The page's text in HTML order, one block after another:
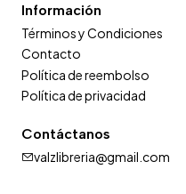
Información
Términos y Condiciones
Contacto
Política de reembolso
Política de privacidad
Contáctanos
valzlibreria@gmail.com